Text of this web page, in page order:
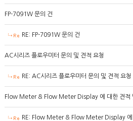
FP-7091W 문의 건
RE: FP-7091W 문의 건
AC시리즈 플로우미터 문의 및 견적 요청
RE: AC시리즈 플로우미터 문의 및 견적 요청
Flow Meter & Flow Meter Display 에 대한 견적
RE: Flow Meter & Flow Meter Display 에